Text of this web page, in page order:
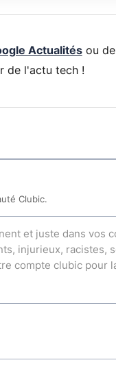
Actualitésou de
de l'actu tech !
Clubic.